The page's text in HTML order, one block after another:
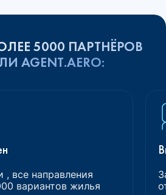
5000 ПАРТНЁРОВ
AGENT.AERO:
, все направления
вариантов жилья